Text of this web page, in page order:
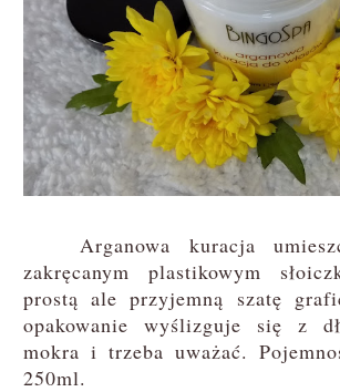
Arganowa kuracja
zakręcanym plastikowym
prostą ale przyjemną szatę
opakowanie wyślizguje się z
mokra i trzeba uważać.
250ml.